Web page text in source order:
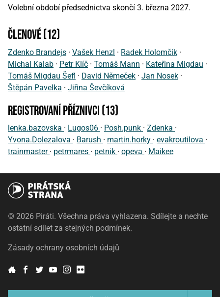
Volební období předsednictva skončí 3. března 2027.
členové (12)
Zdenko Brandejs · Vašek Henzl · Radek Holomčík ·
Michal Kalab · Petr Klíč · Tomáš Mann · Kateřina Migdau ·
Tomáš Migdau Šefl · David Němeček · Jan Nosek ·
Štěpán Pavelka · Jiřina Ševčíková
registrovaní příznivci (13)
lenka.bazovska · Lugos06 · Posh.punk · Zdenka ·
Yvona.Dolezalova · Barush · martin.horky · evakroutilova ·
trainmaster · petrmares · petnik · opeva · Maikee
© 2026 Piráti. Všechna práva vyhlazena. Sdílejte a nechte
ostatní sdílet za stejných podmínek.
Zásady ochrany osobních údajů